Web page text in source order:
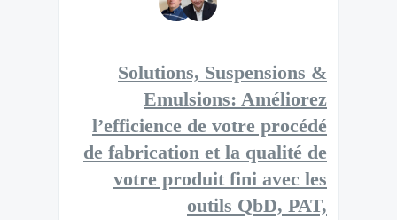
Solutions, Suspensions &
Emulsions: Améliorez
l’efficience de votre procédé
de fabrication et la qualité de
votre produit fini avec les
outils QbD, PAT,